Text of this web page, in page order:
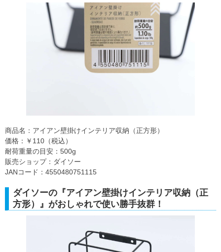
商品名：アイアン壁掛けインテリア収納（正方形）
価格：￥110（税込）
耐荷重量の目安：500g
販売ショップ：ダイソー
JANコード：4550480751115
ダイソーの『アイアン壁掛けインテリア収納（正
方形）』がおしゃれで使い勝手抜群！